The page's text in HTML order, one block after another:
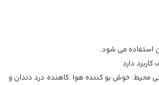
استفاده می شود.
دارد
محیط. خوش بو کننده هوا .کاهنده درد دندان و